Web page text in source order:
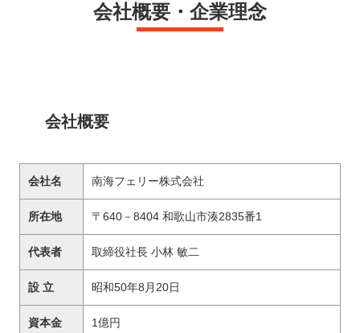
会社概要・企業理念
会社概要
会社名 南海フェリー株式会社
所在地 〒640－8404 和歌山市湊2835番1
代表者 取締役社長 小林 敏二
設 立 昭和50年8月20日
資本金 1億円